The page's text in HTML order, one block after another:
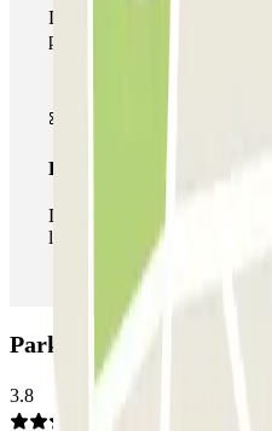
Durante tu estancia podrás
parkings de este operador
Pase ilimitado
Durante tu estancia podrás
las veces que quieras.
Parking Parkbee
3.8